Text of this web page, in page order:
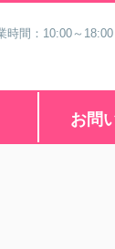
時間：10:00～
お問